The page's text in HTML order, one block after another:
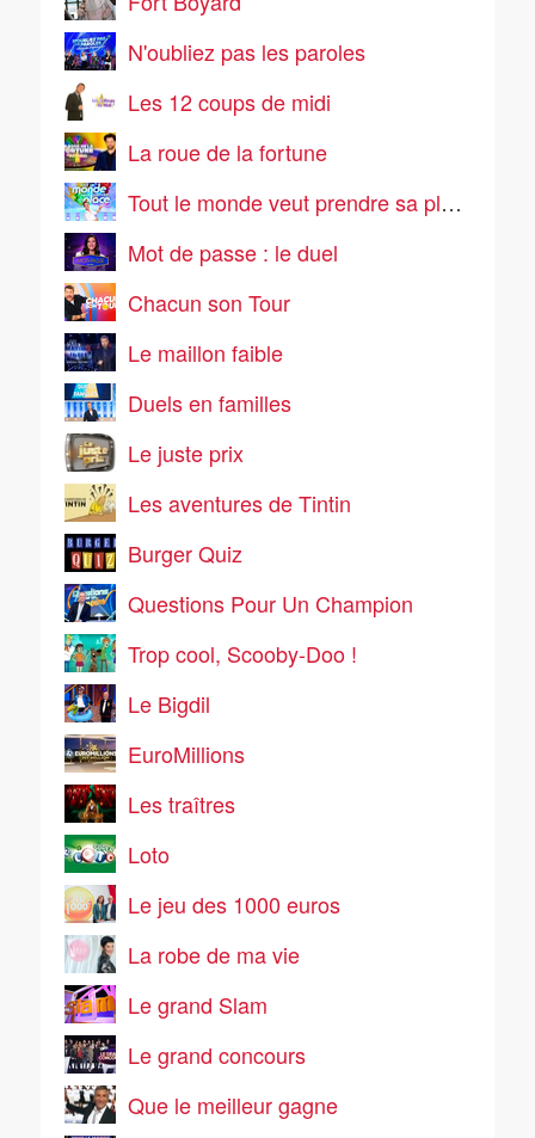
N'oubliez pas les paroles
Les 12 coups de midi
La roue de la fortune
Tout le monde veut prendre sa place
Mot de passe : le duel
Chacun son Tour
Le maillon faible
Duels en familles
Le juste prix
Les aventures de Tintin
Burger Quiz
Questions Pour Un Champion
Trop cool, Scooby-Doo !
Le Bigdil
EuroMillions
Les traîtres
Loto
Le jeu des 1000 euros
La robe de ma vie
Le grand Slam
Le grand concours
Que le meilleur gagne